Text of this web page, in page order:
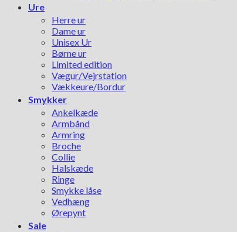
Ure
Herre ur
Dame ur
Unisex Ur
Børne ur
Limited edition
Vægur/Vejrstation
Vækkeure/Bordur
Smykker
Ankelkæde
Armbånd
Armring
Broche
Collie
Halskæde
Ringe
Smykke låse
Vedhæng
Ørepynt
Sale